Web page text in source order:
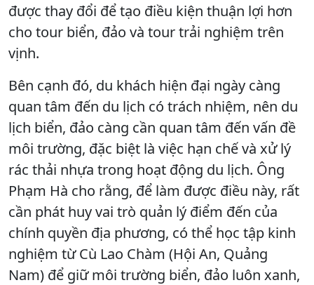
được thay đổi để tạo điều kiện thuận lợi hơn
cho tour biển, đảo và tour trải nghiệm trên
vịnh.
Bên cạnh đó, du khách hiện đại ngày càng
quan tâm đến du lịch có trách nhiệm, nên du
lịch biển, đảo càng cần quan tâm đến vấn đề
môi trường, đặc biệt là việc hạn chế và xử lý
rác thải nhựa trong hoạt động du lịch. Ông
Phạm Hà cho rằng, để làm được điều này, rất
cần phát huy vai trò quản lý điểm đến của
chính quyền địa phương, có thể học tập kinh
nghiệm từ Cù Lao Chàm (Hội An, Quảng
Nam) để giữ môi trường biển, đảo luôn xanh,